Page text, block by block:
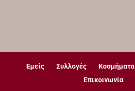
Εμείς Συλλογές Κοσμήματα
Επικοινωνία